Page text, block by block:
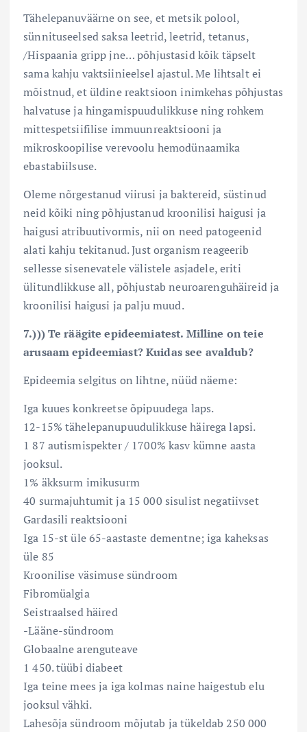
Tähelepanuväärne on see, et metsik polool,
sünnituseelsed saksa leetrid, leetrid, tetanus,
/Hispaania gripp jne… põhjustasid kõik täpselt
sama kahju vaktsiinieelsel ajastul. Me lihtsalt ei
mõistnud, et üldine reaktsioon inimkehas põhjustas
halvatuse ja hingamispuudulikkuse ning rohkem
mittespetsiifilise immuunreaktsiooni ja
mikroskoopilise verevoolu hemodünaamika
ebastabiilsuse.
Oleme nõrgestanud viirusi ja baktereid, süstinud
neid kõiki ning põhjustanud kroonilisi haigusi ja
haigusi atribuutivormis, nii on need patogeenid
alati kahju tekitanud. Just organism reageerib
sellesse sisenevatele välistele asjadele, eriti
ülitundlikkuse all, põhjustab neuroarenguhäireid ja
kroonilisi haigusi ja palju muud.
7.))) Te räägite epideemiatest. Milline on teie
arusaam epideemiast? Kuidas see avaldub?
Epideemia selgitus on lihtne, nüüd näeme:
Iga kuues konkreetse õpipuudega laps.
12-15% tähelepanupuudulikkuse häirega lapsi.
1 87 autismispekter / 1700% kasv kümne aasta
jooksul.
1% äkksurm imikusurm
40 surmajuhtumit ja 15 000 sisulist negatiivset
Gardasili reaktsiooni
Iga 15-st üle 65-aastaste dementne; iga kaheksas
üle 85
Kroonilise väsimuse sündroom
Fibromüalgia
Seistraalsed häired
-Lääne-sündroom
Globaalne arenguteave
1 450. tüübi diabeet
Iga teine mees ja iga kolmas naine haigestub elu
jooksul vähki.
Lahesõja sündroom mõjutab ja tükeldab 250 000